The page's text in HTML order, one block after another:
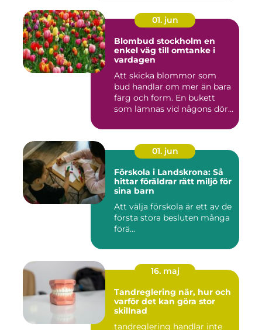
01. jun
Blombud stockholm en
enkel väg till omtanke i
vardagen
Att skicka blommor som
bud handlar om mer än bara
färg och form. En bukett
som lämnas vid någons dör...
01. jun
Förskola i Landskrona: Så
hittar föräldrar rätt miljö för
sina barn
Att välja förskola är ett av de
första stora besluten många
förä...
16. maj
Tandreglering när, hur och
varför det kan göra stor
skillnad
tandreglering handlar inte